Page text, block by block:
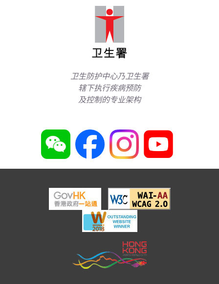
卫生防护中心乃卫生署
辖下执行疾病预防
及控制的专业架构